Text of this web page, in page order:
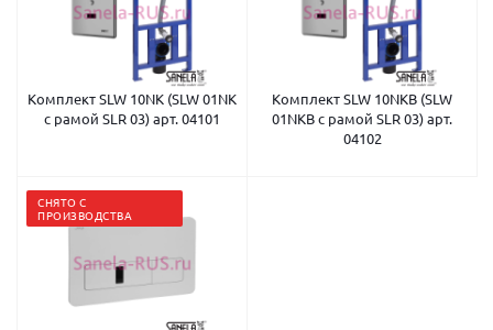
Комплект SLW 10NK (SLW 01NK
с рамой SLR 03) арт. 04101
Комплект SLW 10NKB (SLW
01NKB с рамой SLR 03) арт.
04102
СНЯТО С
ПРОИЗВОДСТВА